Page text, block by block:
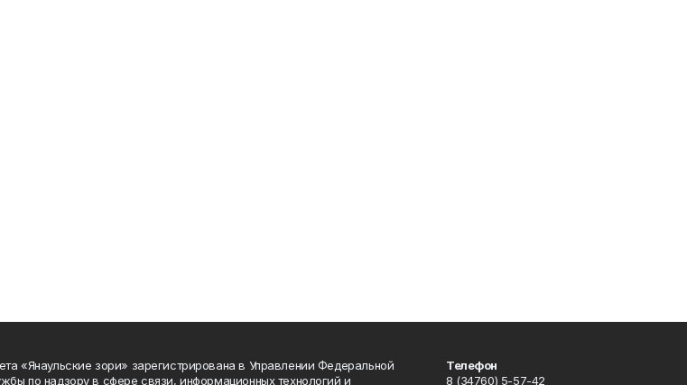
«Янаульские зори» зарегистрирована в Управлении Федеральной
по надзору в сфере связи, информационных технологий и
Телефон
8 (34760) 5-57-42